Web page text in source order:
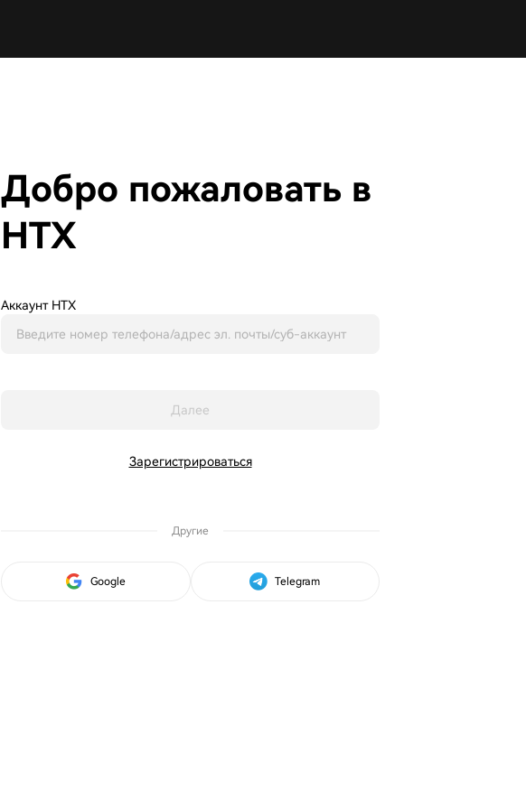
Добро пожаловать в
HTX
Аккаунт HTX
Далее
Зарегистрироваться
Другие
Google Telegram